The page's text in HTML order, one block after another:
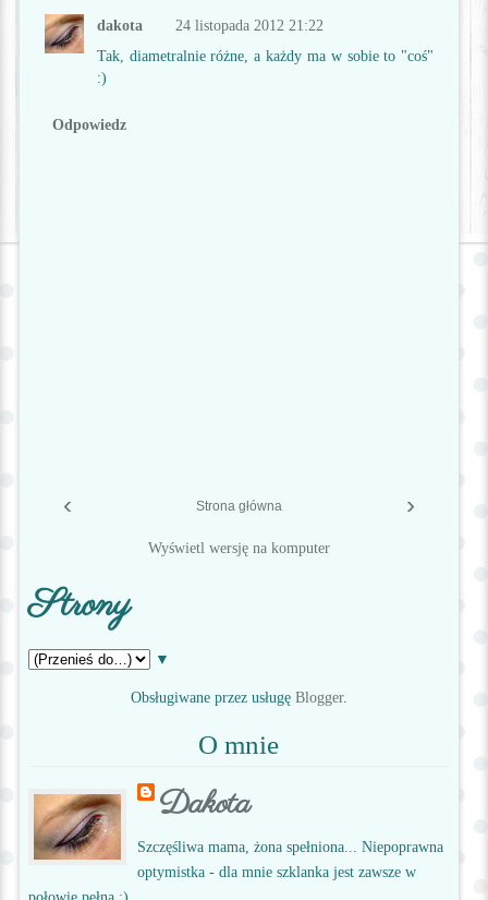
dakota
24 listopada 2012 21:22
Tak, diametralnie różne, a każdy ma w sobie to "coś"
:)
Odpowiedz
‹ ›
Strona główna
Wyświetl wersję na komputer
Strony
▼
Obsługiwane przez usługę Blogger.
O mnie
Dakota
Szczęśliwa mama, żona spełniona... Niepoprawna
optymistka - dla mnie szklanka jest zawsze w